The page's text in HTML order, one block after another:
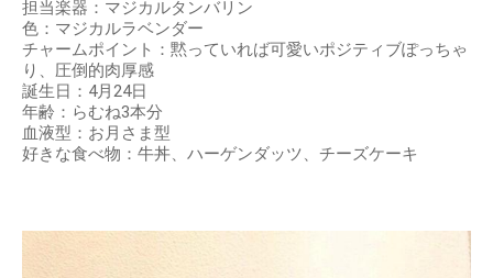
担当楽器：マジカルタンバリン
色：マジカルラベンダー
チャームポイント：黙っていれば可愛いポジティブぽっちゃ
り、圧倒的肉厚感
誕生日：4月24日
年齢：らむね3本分
血液型：お月さま型
好きな食べ物：牛丼、ハーゲンダッツ、チーズケーキ